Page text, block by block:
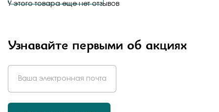
У этого товара еще нет отзывов
Узнавайте первыми об акциях